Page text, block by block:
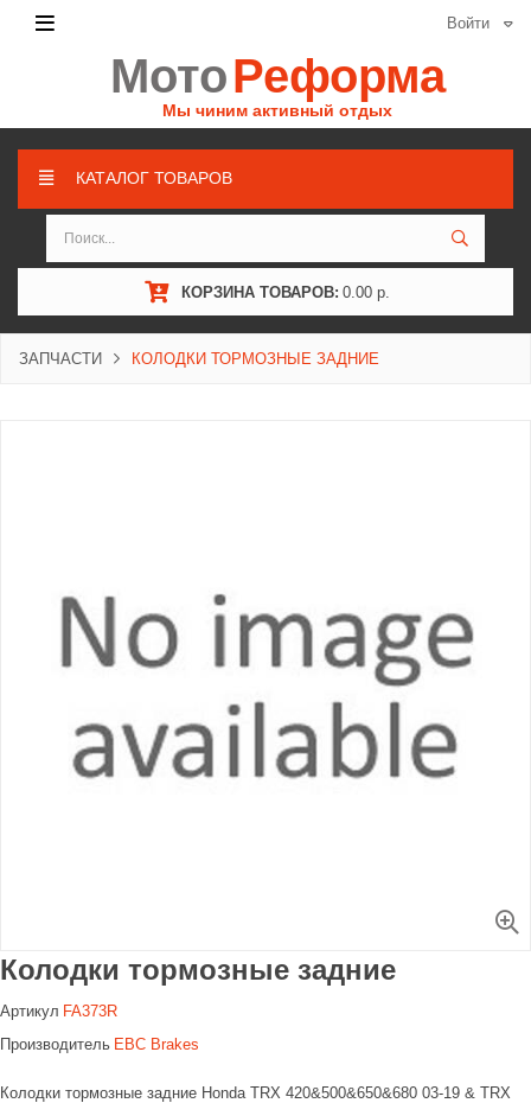
Войти
МотоРеформа
Мы чиним активный отдых
КАТАЛОГ ТОВАРОВ
КОРЗИНА ТОВАРОВ: 0.00 р.
ЗАПЧАСТИ КОЛОДКИ ТОРМОЗНЫЕ ЗАДНИЕ
Колодки тормозные задние
Артикул FA373R
Производитель EBC Brakes
Колодки тормозные задние Honda TRX 420&500&650&680 03-19 & TRX